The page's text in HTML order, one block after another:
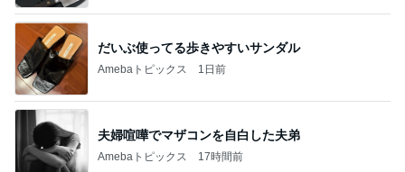
だいぶ使ってる歩きやすいサンダル
Amebaトピックス 1日前
夫婦喧嘩でマザコンを自白した夫弟
Amebaトピックス 17時間前